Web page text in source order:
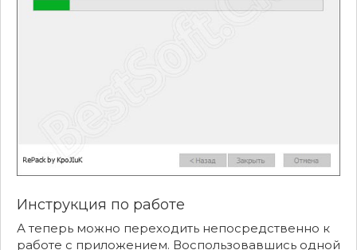
Инструкция по работе
А теперь можно переходить непосредственно к
работе с приложением. Воспользовавшись одной